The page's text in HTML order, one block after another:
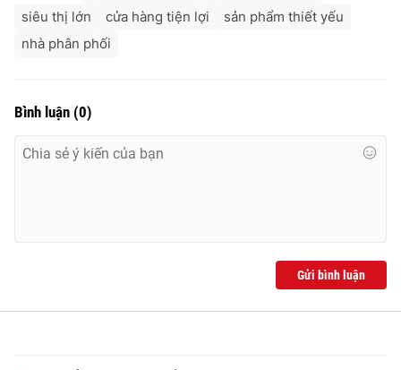
siêu thị lớn
cửa hàng tiện lợi
sản phẩm thiết yếu
nhà phân phối
Bình luận (0)
Gửi bình luận